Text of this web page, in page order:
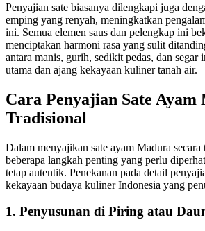
Penyajian sate biasanya dilengkapi juga
emping yang renyah, meningkatkan
ini. Semua elemen saus dan pelengkap ini
menciptakan harmoni rasa yang sulit
antara manis, gurih, sedikit pedas, dan
utama dan ajang kekayaan kuliner tanah air.
Cara Penyajian Sate Ayam
Tradisional
Dalam menyajikan sate ayam Madura secara
beberapa langkah penting yang perlu
tetap autentik. Penekanan pada detail
kekayaan budaya kuliner Indonesia yang
1. Penyusunan di Piring atau